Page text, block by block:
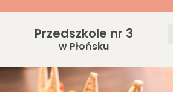
Przedszkole nr 3
w Płońsku